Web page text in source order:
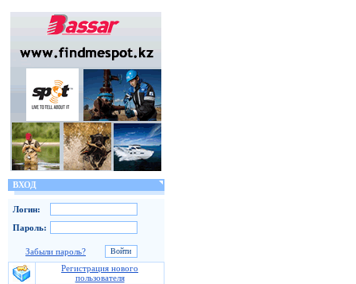
ВХОД
Логин:
Пароль:
Забыли пароль?
Регистрация нового
пользователя